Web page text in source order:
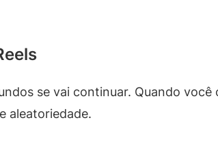
se vai continuar. Quando
aleatoriedade.